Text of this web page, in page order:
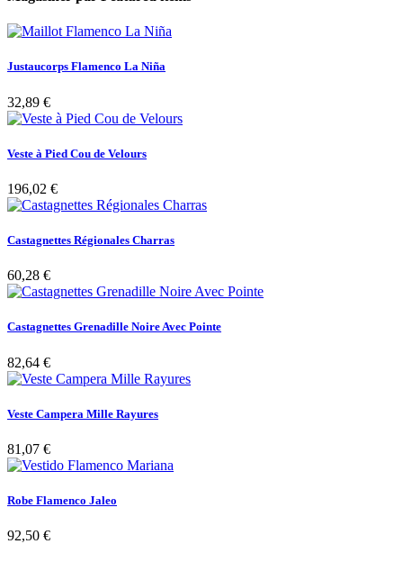
Justaucorps Flamenco La Niña
32,89 €
Veste à Pied Cou de Velours
196,02 €
Castagnettes Régionales Charras
60,28 €
Castagnettes Grenadille Noire Avec Pointe
82,64 €
Veste Campera Mille Rayures
81,07 €
Robe Flamenco Jaleo
92,50 €